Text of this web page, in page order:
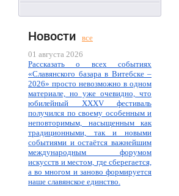
Новости
все
01 августа 2026
Рассказать о всех событиях
«Славянского базара в Витебске –
2026» просто невозможно в одном
материале, но уже очевидно, что
юбилейный XXXV фестиваль
получился по своему особенным и
неповторимым, насыщенным как
традиционными, так и новыми
событиями и остаётся важнейшим
международным форумом
искусств и местом, где сберегается,
а во многом и заново формируется
наше славянское единство.